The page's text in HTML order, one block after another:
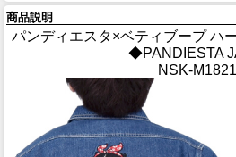
商品説明
パンディエスタ×ベティブープ ハ
◆PANDIESTA
NSK-